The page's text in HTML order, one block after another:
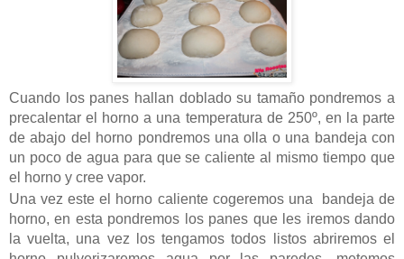
Cuando los panes hallan doblado su tamaño pondremos a
precalentar el horno a una temperatura de 250º, en la parte
de abajo del horno pondremos una olla o una bandeja con
un poco de agua para que se caliente al mismo tiempo que
el horno y cree vapor.
Una vez este el horno caliente cogeremos una bandeja de
horno, en esta pondremos los panes que les iremos dando
la vuelta, una vez los tengamos todos listos abriremos el